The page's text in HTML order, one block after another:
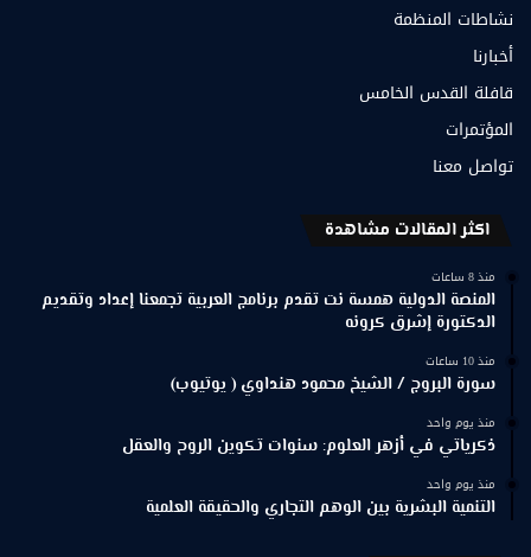
نشاطات المنظمة
أخبارنا
قافلة القدس الخامس
المؤتمرات
تواصل معنا
اكثر المقالات مشاهدة
منذ 8 ساعات
المنصة الدولية همسة نت تقدم برنامج العربية تجمعنا إعداد وتقديم
الدكتورة إشرق كرونه
منذ 10 ساعات
سورة البروج / الشيخ محمود هنداوي ( يوتيوب)
منذ يوم واحد
ذكرياتي في أزهر العلوم: سنوات تكوين الروح والعقل
منذ يوم واحد
التنمية البشرية بين الوهم التجاري والحقيقة العلمية